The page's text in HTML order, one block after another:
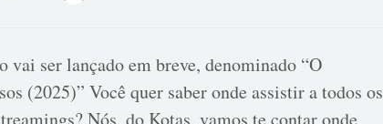
vai ser lançado em breve, denominado “O
(2025)” Você quer saber onde assistir a todos os
Nós, do Kotas, vamos te contar onde